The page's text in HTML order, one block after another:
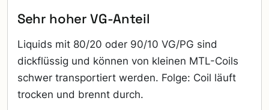
Sehr hoher VG-Anteil
Liquids mit 80/20 oder 90/10 VG/PG sind
dickflüssig und können von kleinen MTL-Coils
schwer transportiert werden. Folge: Coil läuft
trocken und brennt durch.